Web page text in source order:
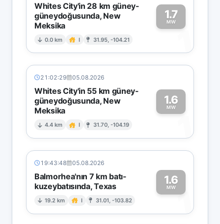
Whites City'in 28 km güney-
güneydoğusunda, New
Meksika
0.0 km I 31.95, -104.21
1.7
MW
1
21:02:29 05.08.2026
Whites City'in 55 km güney-
güneydoğusunda, New
Meksika
4.4 km I 31.70, -104.19
1.6
MW
1
19:43:48 05.08.2026
Balmorhea'nın 7 km batı-
kuzeybatısında, Texas
19.2 km I 31.01, -103.82
1.6
MW1